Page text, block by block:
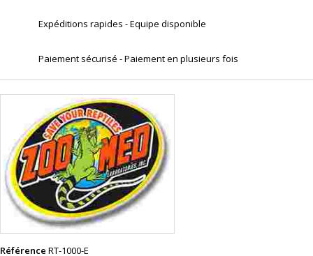
Expéditions rapides - Equipe disponible
Paiement sécurisé - Paiement en plusieurs fois
Référence RT-1000-E